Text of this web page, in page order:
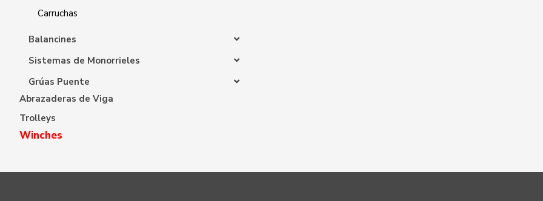
Carruchas
Balancines
Sistemas de Monorrieles
Grúas Puente
Abrazaderas de Viga
Trolleys
Winches